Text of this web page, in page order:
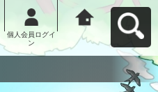
個人会員ログイ
ン
大府市民活動支
援サイト コラビ
アへ戻る